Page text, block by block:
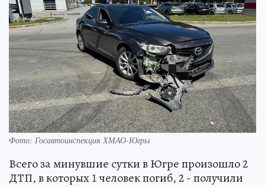
Фото: Госавтоинспекция ХМАО-Югры
Всего за минувшие сутки в Югре произошло 2
ДТП, в которых 1 человек погиб, 2 - получили